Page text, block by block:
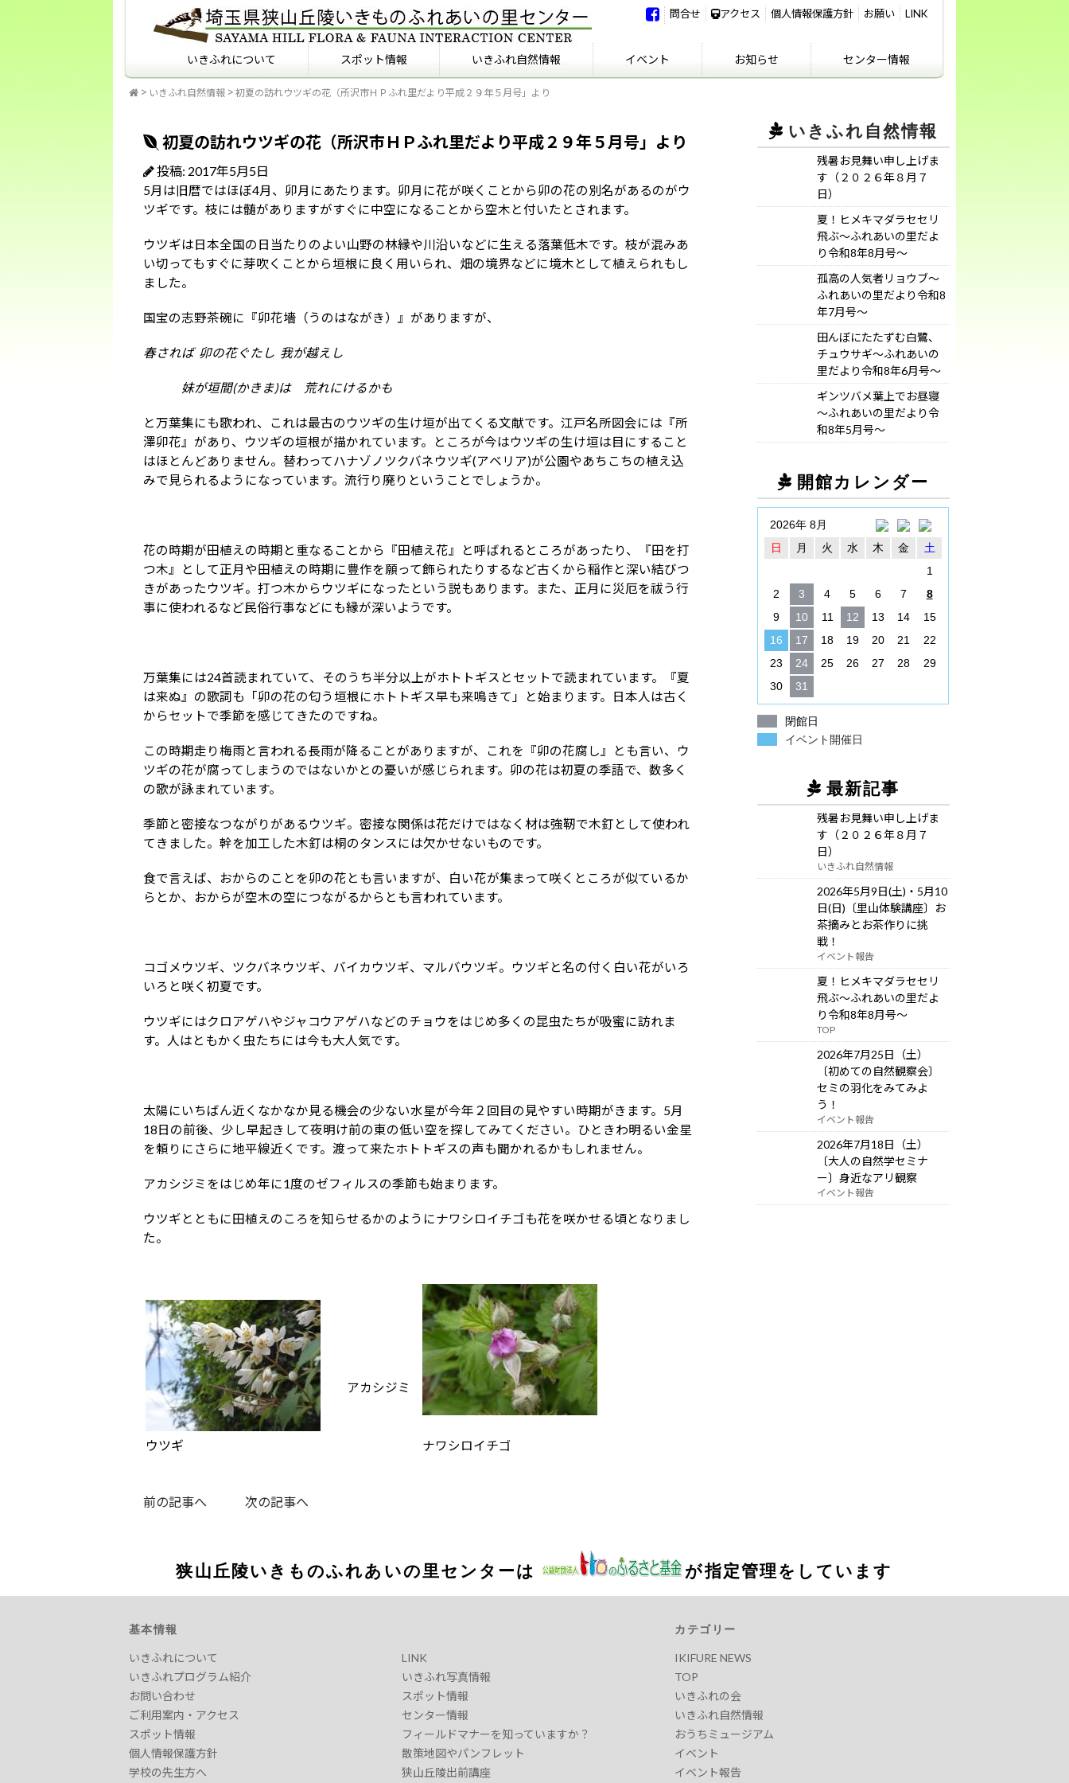
問合せ アクセス 個人情報保護方針 お願い LINK
いきふれについて
いきふれについて
いきふれプログラム紹介
フィールドマナーを知っ
スポット情報 いきふれ自然情報
いきふれ自然情報
いきふれの会
イベント お知らせ センター情報
いきふれ自然情報 初夏の訪れウツギの花（所沢市ＨＰふれ里だより平成２９年５月号」より
初夏の訪れウツギの花（所沢市ＨＰふれ里だより平成２９年５月号」より
投稿: 2017年5月5日
5月は旧暦ではほぼ4月、卯月にあたります。卯月に花が咲くことから卯の花の別名があるのがウ
ツギです。枝には髄がありますがすぐに中空になることから空木と付いたとされます。
ウツギは日本全国の日当たりのよい山野の林縁や川沿いなどに生える落葉低木です。枝が混みあ
い切ってもすぐに芽吹くことから垣根に良く用いられ、畑の境界などに境木として植えられもし
ました。
国宝の志野茶碗に『卯花墻（うのはながき）』がありますが、
春されば 卯の花ぐたし 我が越えし
妹が垣間(かきま)は 荒れにけるかも
と万葉集にも歌われ、これは最古のウツギの生け垣が出てくる文献です。江戸名所図会には『所
澤卯花』があり、ウツギの垣根が描かれています。ところが今はウツギの生け垣は目にすること
はほとんどありません。替わってハナゾノツクバネウツギ(アベリア)が公園やあちこちの植え込
みで見られるようになっています。流行り廃りということでしょうか。
花の時期が田植えの時期と重なることから『田植え花』と呼ばれるところがあったり、『田を打
つ木』として正月や田植えの時期に豊作を願って飾られたりするなど古くから稲作と深い結びつ
きがあったウツギ。打つ木からウツギになったという説もあります。また、正月に災厄を祓う行
事に使われるなど民俗行事などにも縁が深いようです。
万葉集には24首読まれていて、そのうち半分以上がホトトギスとセットで読まれています。『夏
は来ぬ』の歌詞も「卯の花の匂う垣根にホトトギス早も来鳴きて」と始まります。日本人は古く
からセットで季節を感じてきたのですね。
この時期走り梅雨と言われる長雨が降ることがありますが、これを『卯の花腐し』とも言い、ウ
ツギの花が腐ってしまうのではないかとの憂いが感じられます。卯の花は初夏の季語で、数多く
の歌が詠まれています。
季節と密接なつながりがあるウツギ。密接な関係は花だけではなく材は強靭で木釘として使われ
てきました。幹を加工した木釘は桐のタンスには欠かせないものです。
食で言えば、おからのことを卯の花とも言いますが、白い花が集まって咲くところが似ているか
らとか、おからが空木の空につながるからとも言われています。
コゴメウツギ、ツクバネウツギ、バイカウツギ、マルバウツギ。ウツギと名の付く白い花がいろ
いろと咲く初夏です。
ウツギにはクロアゲハやジャコウアゲハなどのチョウをはじめ多くの昆虫たちが吸蜜に訪れま
す。人はともかく虫たちには今も大人気です。
太陽にいちばん近くなかなか見る機会の少ない水星が今年２回目の見やすい時期がきます。5月
18日の前後、少し早起きして夜明け前の東の低い空を探してみてください。ひときわ明るい金星
を頼りにさらに地平線近くです。渡って来たホトトギスの声も聞かれるかもしれません。
アカシジミをはじめ年に1度のゼフィルスの季節も始まります。
ウツギとともに田植えのころを知らせるかのようにナワシロイチゴも花を咲かせる頃となりまし
た。
ウツギ
アカシジミ
ナワシロイチゴ
前の記事へ 次の記事へ
いきふれ自然情報
残暑お見舞い申し上げま
す（２０２６年８月７
日）
夏！ヒメキマダラセセリ
飛ぶ～ふれあいの里だよ
り令和8年8月号～
孤高の人気者リョウブ～
ふれあいの里だより令和8
年7月号～
田んぼにたたずむ白鷺、
チュウサギ～ふれあいの
里だより令和8年6月号～
ギンツバメ葉上でお昼寝
～ふれあいの里だより令
和8年5月号～
開館カレンダー
2026年 8月
日
月 火 水 木 金
土
1
2
3 4 5 6 7
8
9
10 11 12 13 14
15
16
17 18 19 20 21
22
23
24 25 26 27 28
29
30
31
閉館日
イベント開催日
最新記事
残暑お見舞い申し上げま
す（２０２６年８月７
日）
いきふれ自然情報
2026年5月9日(土)・5月10
日(日)〔里山体験講座〕お
茶摘みとお茶作りに挑
戦！
イベント報告
夏！ヒメキマダラセセリ
飛ぶ～ふれあいの里だよ
り令和8年8月号～
TOP
2026年7月25日（土）
〔初めての自然観察会〕
セミの羽化をみてみよ
う！
イベント報告
2026年7月18日（土）
〔大人の自然学セミナ
ー〕身近なアリ観察
イベント報告
狭山丘陵いきものふれあいの里センターは が指定管理をしています
基本情報
いきふれについて
いきふれプログラム紹介
お問い合わせ
ご利用案内・アクセス
スポット情報
個人情報保護方針
学校の先生方へ
LINK
いきふれ写真情報
スポット情報
センター情報
フィールドマナーを知っていますか？
散策地図やパンフレット
狭山丘陵出前講座
カテゴリー
IKIFURE NEWS
TOP
いきふれの会
いきふれ自然情報
おうちミュージアム
イベント
イベント報告